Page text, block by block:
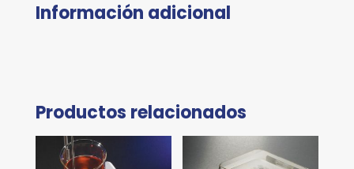
Información adicional
Productos relacionados